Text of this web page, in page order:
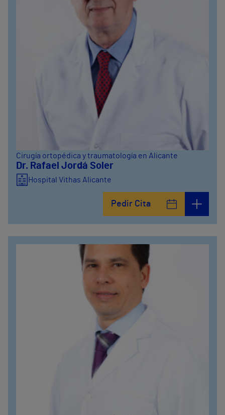
Cirugía ortopédica y traumatología en Alicante
Dr. Rafael Jordá Soler
Hospital Vithas Alicante
Pedir Cita